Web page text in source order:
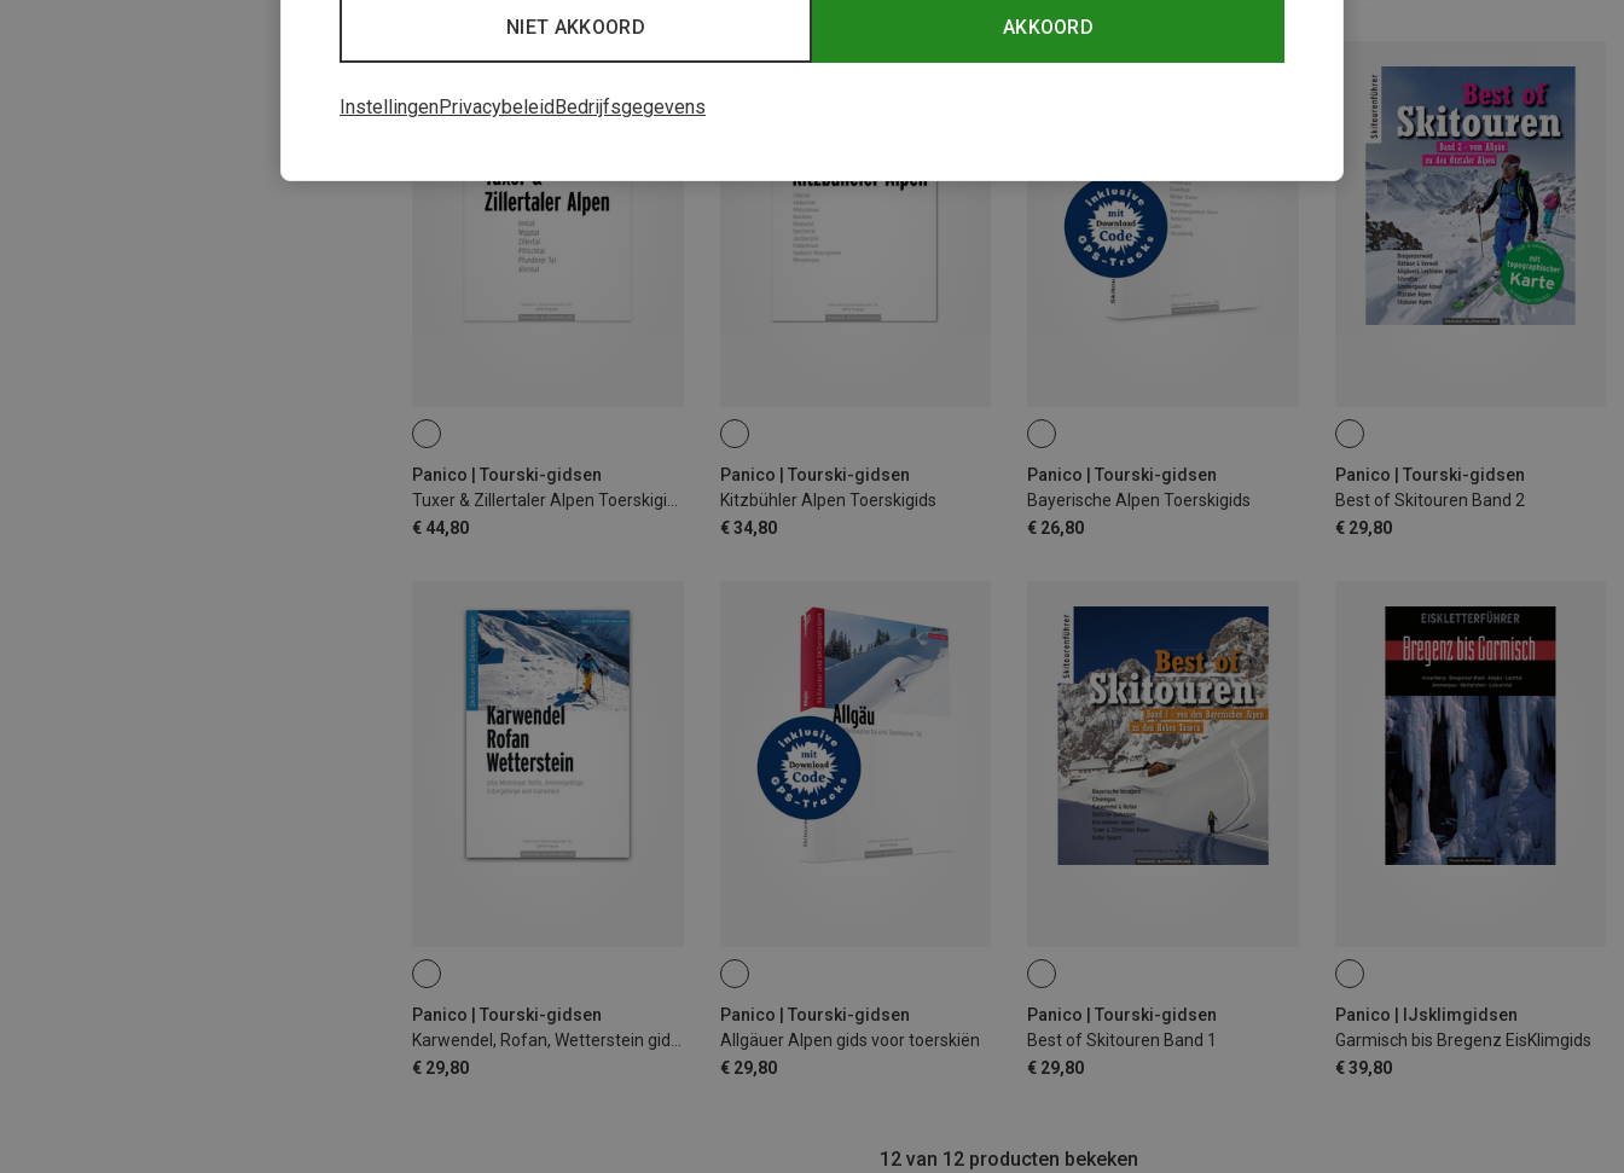
Panico | Tourski-gidsen
€ 44,80
Panico | Tourski-gidsen
Kitzbühler Alpen Toerskigids
€ 34,80
Panico | Tourski-gidsen
Bayerische Alpen Toerskigids
€ 26,80
Panico | Tourski-gidsen
Best of Skitouren Band 2
€ 29,80
Panico | Tourski-gidsen
€ 29,80
Panico | Tourski-gidsen
Allgäuer Alpen gids voor toerskiën
€ 29,80
Panico | Tourski-gidsen
Best of Skitouren Band 1
€ 29,80
Panico | IJsklimgidsen
Garmisch bis Bregenz EisKlimgids
€ 39,80
12 van 12 producten bekeken
AKKOORD
NIET AKKOORD
InstellingenPrivacybeleidBedrijfsgegevens